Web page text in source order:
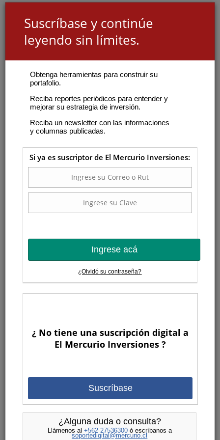
Suscríbase y continúe
leyendo sin límites.
Obtenga herramientas para construir su
portafolio.
Reciba reportes periódicos para entender y
mejorar su estrategia de inversión.
Reciba un newsletter con las informaciones
y columnas publicadas.
Si ya es suscriptor de El Mercurio Inversiones:
Ingrese acá
¿Olvidó su contraseña?
¿ No tiene una suscripción digital a
El Mercurio Inversiones ?
Suscríbase
¿Alguna duda o consulta?
Llámenos al +562 27536300ó escríbanos a
soportedigital@mercurio.cl